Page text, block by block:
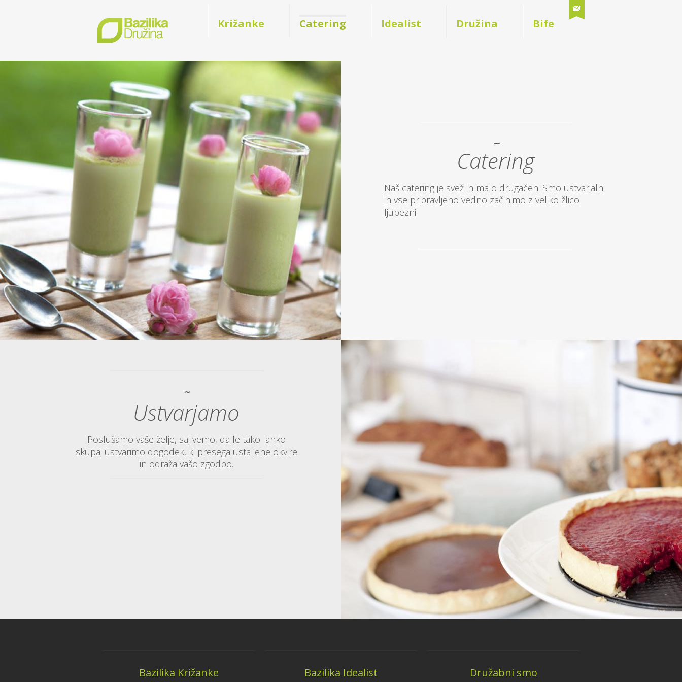
Križanke Catering Idealist Družina Bife
∼
Catering
Naš catering je svež in malo drugačen. Smo ustvarjalni
in vse pripravljeno vedno začinimo z veliko žlico
ljubezni.
Naš catering je svež in malo drugačen. Smo ustvarjalni
in vse pripravljeno vedno začinimo z veliko žlico
ljubezni.
∼
Ustvarjamo
Poslušamo vaše želje, saj vemo, da le tako lahko
skupaj ustvarimo dogodek, ki presega ustaljene okvire
in odraža vašo zgodbo.
Bazilika Križanke Bazilika Idealist Družabni smo